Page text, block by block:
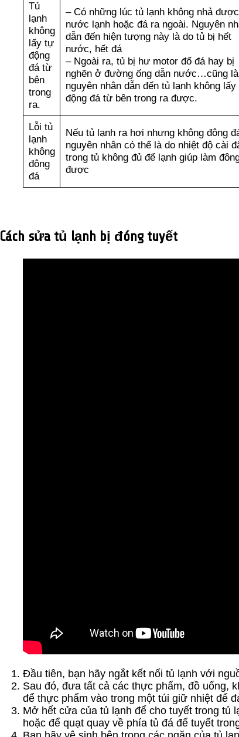
Tủ
lạnh
không
lấy tự
động
đá từ
bên
trong
ra.
– Có những lúc tủ lạnh không nhả được
nước lạnh hoặc đá ra ngoài. Nguyên
dẫn đến hiện tượng này là do tủ bị hết
nước, hết đá
– Ngoài ra, tủ bị hư motor đổ đá hay bị
nghẽn ở đường ống dẫn nước…cũng là
nguyên nhân dẫn đến tủ lạnh không
động đá từ bên trong ra được.
Lỗi tủ
lạnh
không
đông
đá
Nếu tủ lạnh ra hơi nhưng không đông
nguyên nhân có thể là do nhiệt độ cài
trong tủ không đủ để lạnh giúp làm
được
Cách sửa tủ lạnh bị đóng tuyết
Đầu tiên, bạn hãy ngắt kết nối tủ lạnh với
Sau đó, đưa tất cả các thực phẩm, đồ uống,
để thực phẩm vào trong một túi giữ nhiệt để
Mở hết cửa của tủ lạnh để cho tuyết trong tủ
hoặc để quạt quay về phía tủ đá để tuyết